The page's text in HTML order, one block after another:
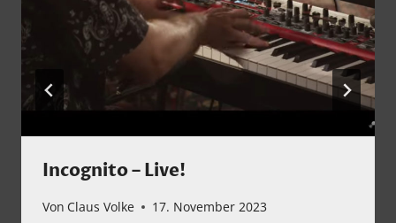
Incognito – Live!
Von Claus Volke 17. November 2023